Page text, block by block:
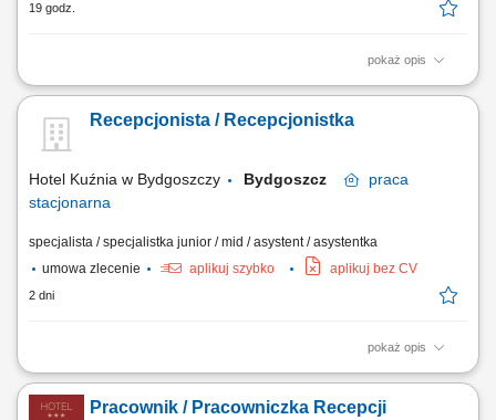
19 godz.
pokaż opis
Kompleksowe realizowanie procedur przyjazdu oraz wyjazdu gości
poziom satysfakcji gości poprzez udzielanie informacji o obiekcie i
okolicznych atrakcjach. Przyjmowanie, ewidencjonowanie i
Recepcjonista / Recepcjonistka
Hotel Kuźnia w Bydgoszczy Bydgoszcz
praca
stacjonarna
specjalista / specjalistka junior / mid / asystent / asystentka
umowa zlecenie
aplikuj szybko aplikuj bez CV
2 dni
pokaż opis
obsługa gości hotelowych (meldowanie i wymeldowanie), udzielanie
informacji oraz dbanie o pozytywne doświadczenia gości, obsługa
rezerwacji (telefonicznych, mailowych, z portali rezerwacyjnych),
Pracownik / Pracowniczka Recepcji